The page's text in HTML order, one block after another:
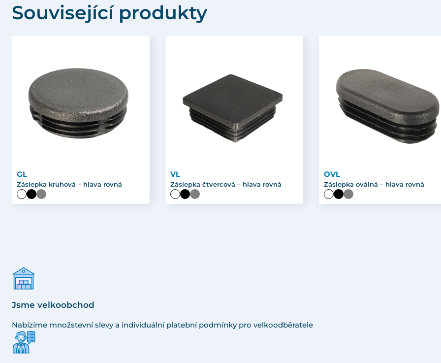
Související produkty
GL
Záslepka kruhová – hlava rovná
VL
Záslepka čtvercová – hlava rovná
OVL
Záslepka oválná – hlava rovná
Jsme velkoobchod
Nabízíme množstevní slevy a individuální platební podmínky pro velkoodběratele